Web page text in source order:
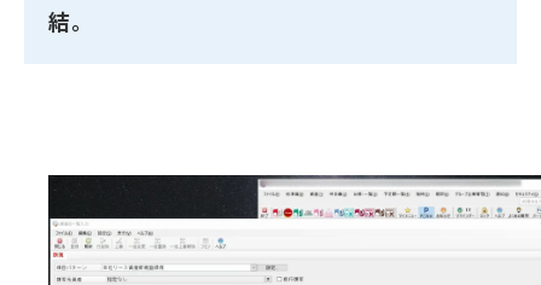
結。